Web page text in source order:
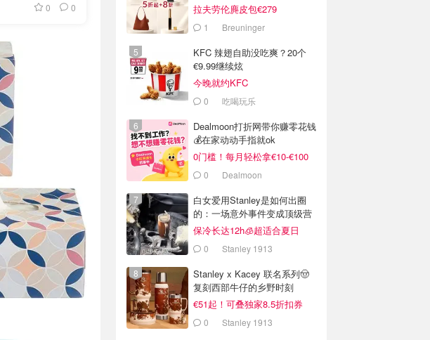
0 0
拉夫劳伦麂皮包€279
1 Breuninger
KFC 辣翅自助没吃爽？20个
€9.99继续炫
今晚就约KFC
0 吃喝玩乐
Dealmoon打折网带你赚零花钱
💰在家动动手指就ok
0门槛！每月轻松拿€10-€100
0 Dealmoon
白女爱用Stanley是如何出圈
的：一场意外事件变成顶级营
销案例
保冷长达12h🧊超适合夏日
0 Stanley 1913
Stanley x Kacey 联名系列🤠
复刻西部牛仔的乡野时刻
€51起！可叠独家8.5折扣券
0 Stanley 1913